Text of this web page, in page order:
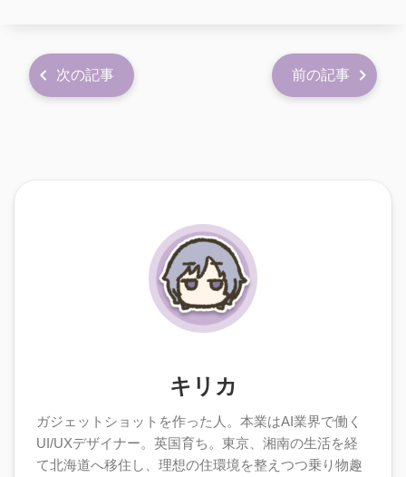
次の記事 前の記事
キリカ
ガジェットショットを作った人。本業はAI業界で働く
UI/UXデザイナー。英国育ち。東京、湘南の生活を経
て北海道へ移住し、理想の住環境を整えつつ乗り物趣